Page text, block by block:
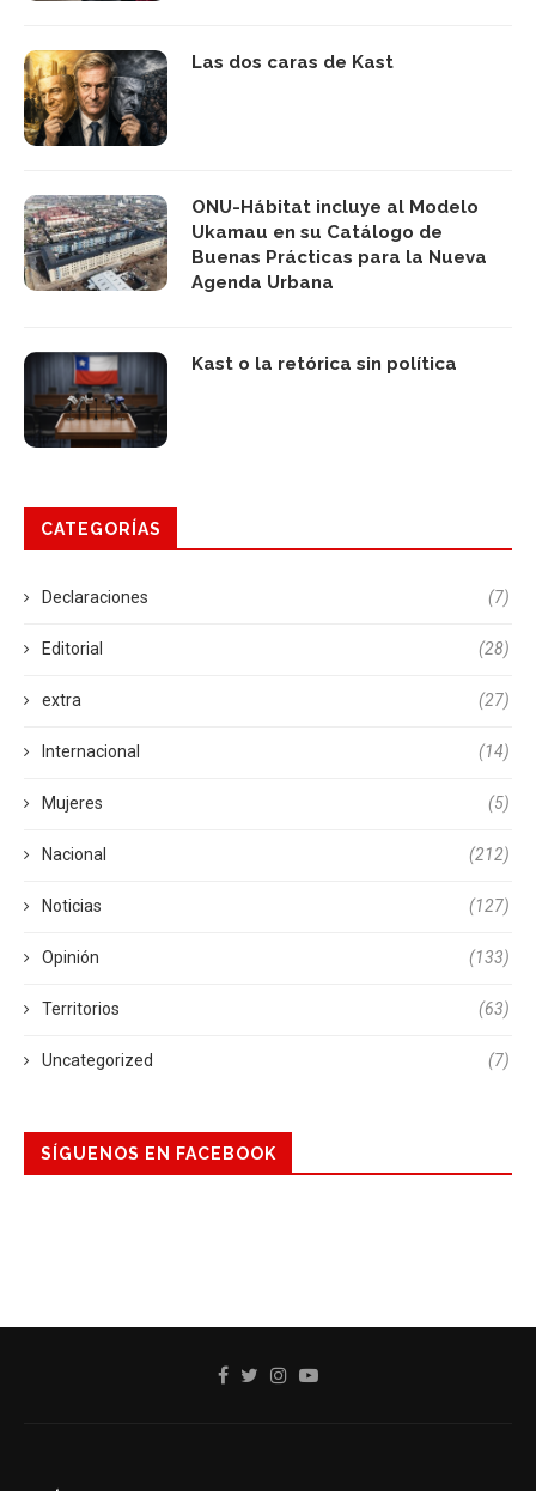
Las dos caras de Kast
ONU-Hábitat incluye al Modelo
Ukamau en su Catálogo de
Buenas Prácticas para la Nueva
Agenda Urbana
Kast o la retórica sin política
CATEGORÍAS
Declaraciones (7)
Editorial (28)
extra (27)
Internacional (14)
Mujeres (5)
Nacional (212)
Noticias (127)
Opinión (133)
Territorios (63)
Uncategorized (7)
SÍGUENOS EN FACEBOOK